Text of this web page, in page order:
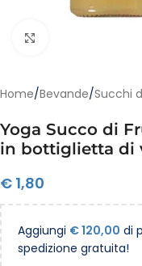
Home/Bevande/Succhi
Yoga Succo di
in bottiglietta di
€ 1,80
Aggiungi €120,00 di
spedizione gratuita!